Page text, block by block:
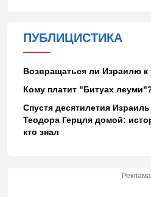
ПУБЛИЦИСТИКА
Возвращаться ли Израилю к
Кому платит "Битуах
Спустя десятилетия
Теодора Герцля домой:
кто знал
Реклама